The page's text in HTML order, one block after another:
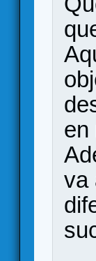
en
va